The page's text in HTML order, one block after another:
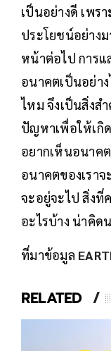
เป็นอย่างดี เพร
ประโยชน์อย่างม
หน้าต่อไป การแ
อนาคตเป็นอย่า
ไหม จึงเป็นสิ่งส
ปัญหาเพื่อให้เกิ
อยากเห็นอนาค
อนาคตของเรา
จะอยู่จะไป สิ่งที่
อะไรบ้าง น่าคิด
ที่มาข้อมูล
RELATED